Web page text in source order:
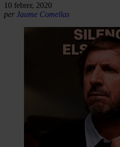
10 febrer, 2020
per Jaume Comellas